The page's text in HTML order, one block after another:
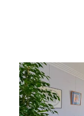
PARIS 75020
91,07 m
Ref : 14515